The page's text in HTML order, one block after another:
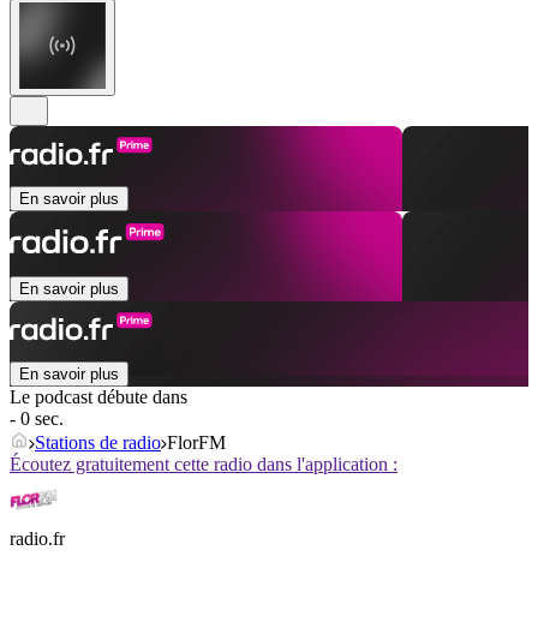
En savoir plus
En savoir plus
En savoir plus
Le podcast débute dans
- 0 sec.
Stations de radio FlorFM
Écoutez gratuitement cette radio dans l'application :
radio.fr